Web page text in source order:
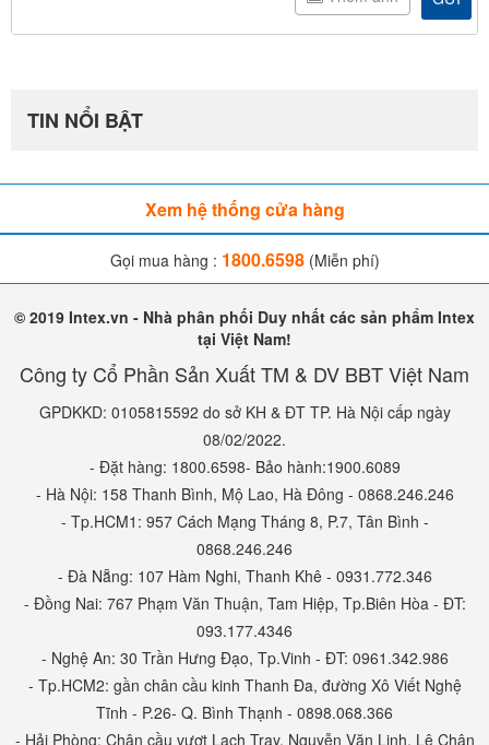
TIN NỔI BẬT
Xem hệ thống cửa hàng
Gọi mua hàng : 1800.6598(Miễn phí)
© 2019 Intex.vn - Nhà phân phối Duy nhất các sản phẩm Intex
tại Việt Nam!
Công ty Cổ Phần Sản Xuất TM & DV BBT Việt Nam
GPDKKD: 0105815592 do sở KH & ĐT TP. Hà Nội cấp ngày
08/02/2022.
- Đặt hàng: 1800.6598- Bảo hành:1900.6089
- Hà Nội: 158 Thanh Bình, Mộ Lao, Hà Đông - 0868.246.246
- Tp.HCM1: 957 Cách Mạng Tháng 8, P.7, Tân Bình -
0868.246.246
- Đà Nẵng: 107 Hàm Nghi, Thanh Khê - 0931.772.346
- Đồng Nai: 767 Phạm Văn Thuận, Tam Hiệp, Tp.Biên Hòa - ĐT:
093.177.4346
- Nghệ An: 30 Trần Hưng Đạo, Tp.Vinh - ĐT: 0961.342.986
- Tp.HCM2: gần chân cầu kinh Thanh Đa, đường Xô Viết Nghệ
Tĩnh - P.26- Q. Bình Thạnh - 0898.068.366
- Hải Phòng: Chân cầu vượt Lạch Tray, Nguyễn Văn Linh, Lê Chân